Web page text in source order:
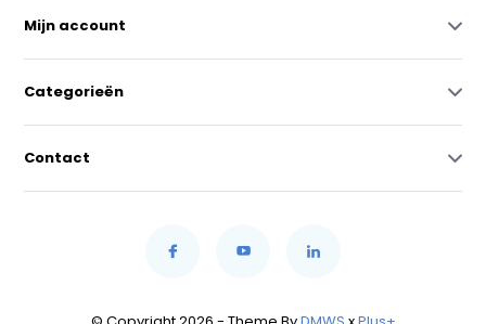
Mijn account
Categorieën
Contact